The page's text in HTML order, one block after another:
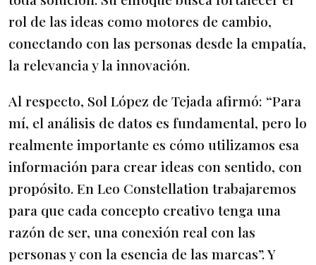
rol de las ideas como motores de cambio,
conectando con las personas desde la empatía,
la relevancia y la innovación.
Al respecto, Sol López de Tejada afirmó: “Para
mí, el análisis de datos es fundamental, pero lo
realmente importante es cómo utilizamos esa
información para crear ideas con sentido, con
propósito. En Leo Constellation trabajaremos
para que cada concepto creativo tenga una
razón de ser, una conexión real con las
personas y con la esencia de las marcas”. Y